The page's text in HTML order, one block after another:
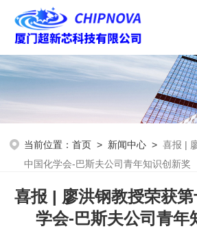
当前位置：首页 > 新闻中心 >喜报 |
中国化学会-巴斯夫公司青年知识创新奖
喜报 | 廖洪钢教授荣获
学会-巴斯夫公司青年